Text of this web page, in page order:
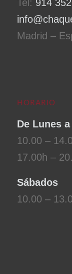
Tel: 914
Madrid –
HORARIO
De Lunes
10.00 –
17.00h –
Sábados
10.00 –